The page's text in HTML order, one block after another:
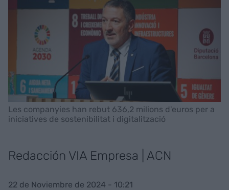
Les companyies han rebut 636,2 milions d'euros per a
iniciatives de sostenibilitat i digitalització
Redacción VIA Empresa | ACN
22 de Noviembre de 2024 - 10:21